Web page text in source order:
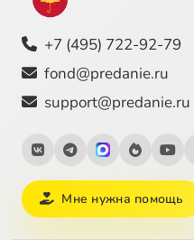
+7 (495) 722-92-79
fond@predanie.ru
support@predanie.ru
Мне нужна помощь